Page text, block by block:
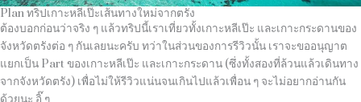
Plan ทริปเกาะหลีเป๊ะเส้นทางใหม่จากตรัง
ต้องบอกก่อนว่าจริง ๆ แล้วทริปนี้เราเที่ยวทั้งเกาะหลีเป๊ะ และเกาะกระดานของ
จังหวัดตรังต่อ ๆ กันเลยนะครับ ทว่าในส่วนของการรีวิวนั้น เราจะขออนุญาต
แยกเป็น Part ของเกาะหลีเป๊ะ และเกาะกระดาน (ซึ่งทั้งสองที่ล้วนแล้วเดินทาง
จากจังหวัดตรัง) เพื่อไม่ให้รีวิวแน่นจนเกินไปแล้วเพื่อน ๆ จะไม่อยากอ่านกัน